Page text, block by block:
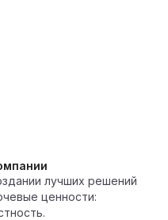
лучших решений
ценности: